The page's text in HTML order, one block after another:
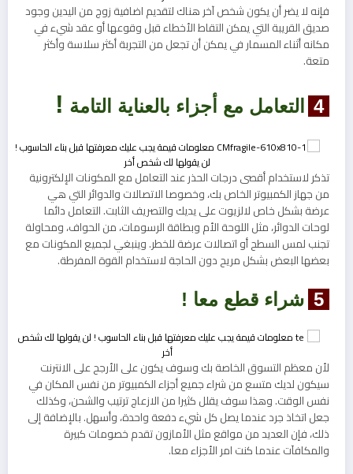
فإنه لا يضر أن يكون شخص آخر هناك لتقديم اضافية زوج من اليدين وجود
صديق القريبة التي يمكن التقاط الأخطاء قبل وقوعها أو عقد شيء في
مكانه أثناء المسمار في يمكن أن تجعل من التجربة أكثر سلاسة وأكثر
متعة.
4 التعامل مع أجزاء بالعناية التامة !
تذكر لاستخدام أقصى درجات الحذر عند التعامل مع المكونات الإلكترونية
من جهاز الكمبيوتر الخاص بك، وخصوصا الاتصالات والدوائر التي هي
عرضة بشكل خاص لالزيوت على يديك والتصريف الثابت. التعامل دائما
لوحات الدوائر، مثل اللوحة الأم وبطاقة الرسومات، من الحواف، ومحاولة
تجنب لمس السطح أو اتصالات عرضة للخطر. وينبغي لجميع المكونات مع
بعضها البعض بشكل مريح دون الحاجة لاستخدام القوة المفرطة.
شراء قطع معا !
لأن معظم التسوق الخاصة بك وسوف يكون على الأرجح على الانترنت
سيكون لديك متسع من شراء جميع أجزاء الكمبيوتر من نفس المكان في
نفس الوقت. وهذا سوف يقلل كثيرا من الازعاج ترتيب والشحن، وكذلك
جعل اتخاذ جرد عندما يصل كل شيء دفعة واحدة، وأسهل. بالإضافة إلى
ذلك، فإن العديد من مواقع مثل الأمازون تقدم خصومات كبيرة
والمكافآت عندما كنت امر الأجزاء معا.